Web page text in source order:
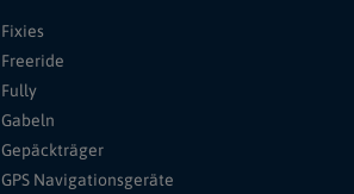
Fixies
Freeride
Fully
Gabeln
Gepäckträger
GPS Navigationsgeräte